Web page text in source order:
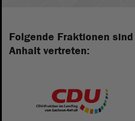
Folgende Fraktionen
Anhalt vertreten: